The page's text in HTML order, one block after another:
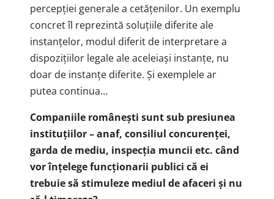
percepției generale a cetățenilor. Un exemplu
concret îl reprezintă soluțiile diferite ale
instanțelor, modul diferit de interpretare a
dispozițiilor legale ale aceleiași instanțe, nu
doar de instanțe diferite. Și exemplele ar
putea continua…
Companiile românești sunt sub presiunea
instituțiilor – anaf, consiliul concurenței,
garda de mediu, inspecția muncii etc. când
vor înțelege funcționarii publici că ei
trebuie să stimuleze mediul de afaceri și nu